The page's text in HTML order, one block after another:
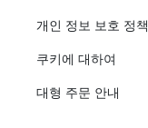
개인 정보 보호 정책
쿠키에 대하여
대형 주문 안내